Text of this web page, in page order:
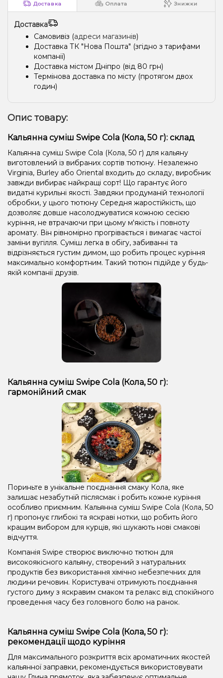
Доставка Оплата Знижки
Доставка
Самовивіз (адреси магазинів)
Доставка ТК "Нова Пошта" (згідно з тарифами
компанії)
Доставка містом Дніпро (від 80 грн)
Термінова доставка по місту (протягом двох
годин)
Опис товару:
Кальянна суміш Swipe Cola (Кола, 50 г): склад
Кальянна суміш Swipe Cola (Кола, 50 г) для кальяну
виготовлений із вибраних сортів тютюну. Незалежно
Virginia, Burley або Oriental входить до складу, виробник
завжди вибирає найкращі сорт! Що гарантує його
видатні курильні якості. Завдяки продуманій технології
обробки, у цього тютюну Середня жаростійкість, що
дозволяє довше насолоджуватися кожною сесією
куріння, не втрачаючи при цьому м'якість і повноту
аромату. Він рівномірно прогрівається і вимагає частої
заміни вугілля. Суміш легка в обігу, забиванні та
відрізняється густим димом, що робить процес куріння
максимально комфортним. Такий тютюн підійде у будь-
якій компанії друзів.
Кальянна суміш Swipe Cola (Кола, 50 г):
гармонійний смак
Пориньте в унікальне поєднання смаку Кола, яке
залишає незабутній післясмак і робить кожне куріння
особливо приємним. Кальянна суміш Swipe Cola (Кола, 50
г) пропонує глибокі та яскраві нотки, що робить його
кращим вибором для курців, які шукають нові смакові
відчуття.
Компанія Swipe створює виключно тютюн для
високоякісного кальяну, створений з натуральних
продуктів без використання хімічно небезпечних для
людини речовин. Користувачі отримують поєднання
густого диму з яскравим смаком та релакс від спокійного
проведення часу без головного болю на ранок.
Кальянна суміш Swipe Cola (Кола, 50 г):
рекомендації щодо куріння
Для максимального розкриття всіх ароматичних якостей
кальянної заправки, рекомендується використовувати